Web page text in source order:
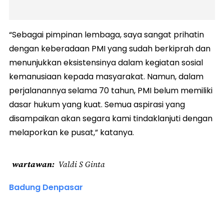
“Sebagai pimpinan lembaga, saya sangat prihatin
dengan keberadaan PMI yang sudah berkiprah dan
menunjukkan eksistensinya dalam kegiatan sosial
kemanusiaan kepada masyarakat. Namun, dalam
perjalanannya selama 70 tahun, PMI belum memiliki
dasar hukum yang kuat. Semua aspirasi yang
disampaikan akan segara kami tindaklanjuti dengan
melaporkan ke pusat,” katanya.
wartawan Valdi S Ginta
Badung Denpasar